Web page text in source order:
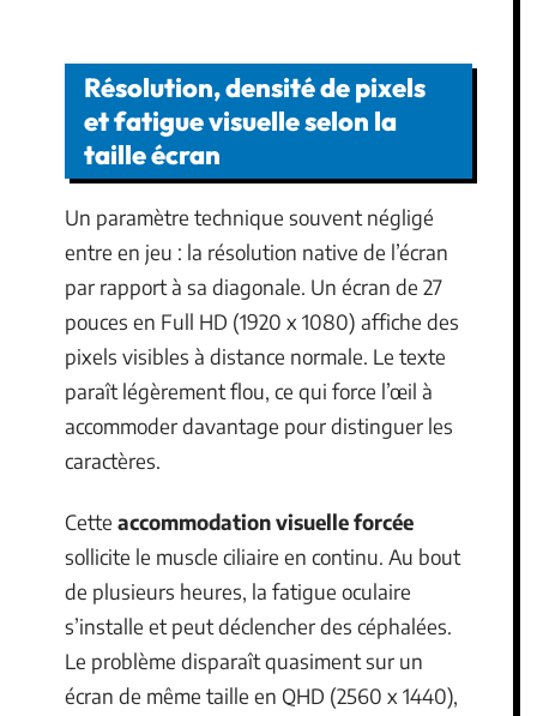
Résolution, densité de pixels
et fatigue visuelle selon la
taille écran
Un paramètre technique souvent négligé
entre en jeu : la résolution native de l’écran
par rapport à sa diagonale. Un écran de 27
pouces en Full HD (1920 x 1080) affiche des
pixels visibles à distance normale. Le texte
paraît légèrement flou, ce qui force l’œil à
accommoder davantage pour distinguer les
caractères.
Cette accommodation visuelle forcée
sollicite le muscle ciliaire en continu. Au bout
de plusieurs heures, la fatigue oculaire
s’installe et peut déclencher des céphalées.
Le problème disparaît quasiment sur un
écran de même taille en QHD (2560 x 1440),